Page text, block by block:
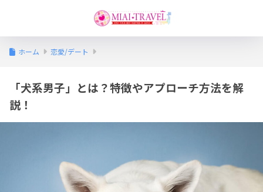
ホーム 恋愛/デート
「犬系男子」とは？特徴やアプローチ方法を解
説！